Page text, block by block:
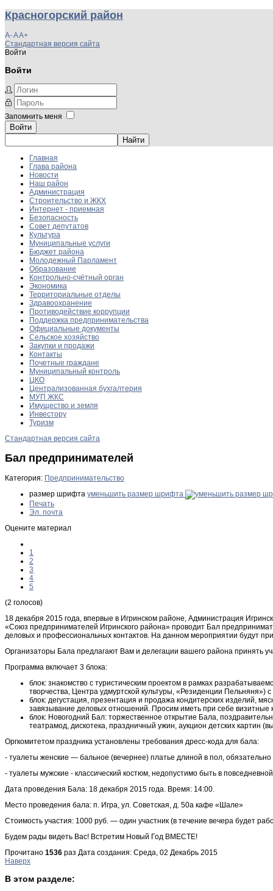
Красногорский район
A-AA+
Стандартная версия сайта
Войти
Войти
Запомнить меня
Войти
Главная
Глава района
Новости
Наш район
Администрация
Строительство и ЖКХ
Интернет - приемная
Безопасность
Совет депутатов
Культура
Муниципальные услуги
Бюджет района
Молодежный Парламент
Образование
Контрольно-счётный орган
Экономика
Территориальные отделы
Здравоохранение
Противодействие коррупции
Поддержка предпринимательства
Официальные документы
Сельское хозяйство
Закупки и продажи
Контакты
Почетные граждане
Муниципальный контроль
ЦКО
Централизованная бухгалтерия
МУП ЖКС
Имущество и земля
Инвестору
Туризм
Стандартная версия сайта
Бал предпринимателей
Категория: Предпринимательство
размер шрифта уменьшить размер шрифта
Печать
Эл. почта
Оцените материал
1
2
3
4
5
(2 голосов)
18 декабря 2015 года, впервые в Игринском районе, Администрация
«Союз предпринимателей Игринского района» проводит Бал
деловых и профессиональных контактов. На данном мероприятии будут
Организаторы Бала предлагают Вам и делегации вашего района принять
Программа включает 3 блока:
блок: знакомство с туристическим проектом в рамках
творчества, Центра удмуртской культуры, «Резиденции
блок: дегустация, презентация и продажа кондитерских изделий,
завязывание деловых отношений. Просим иметь при себе визитные
блок: Новогодний Бал: торжественное открытие Бала,
театрамод, дискотека, праздничный ужин, аукцион детских картин
Оргкомитетом праздника установлены требования дресс-кода для бала:
- туалеты женские — бальное (вечернее) платье длиной в пол, обязательно
- туалеты мужские - классический костюм, недопустимо быть в
Дата проведения Бала: 18 декабря 2015 года. Время: 14:00.
Место проведения бала: п. Игра, ул. Советская, д. 50а кафе «Шале»
Стоимость участия: 1000 руб. — один участник (в течение вечера будет
Будем рады видеть Вас! Встретим Новый Год ВМЕСТЕ!
Прочитано 1536 раз Дата создания: Среда, 02 Декабрь 2015
Наверх
В этом разделе: